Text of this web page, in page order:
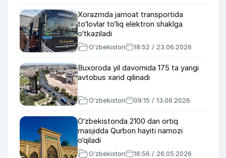
Xorazmda jamoat transportida
to‘lovlar to‘liq elektron shaklga
o‘tkaziladi
O‘zbekiston 18:52 / 23.06.2026
Buxoroda yil davomida 175 ta yangi
avtobus xarid qilinadi
O‘zbekiston 09:15 / 13.06.2026
O‘zbekistonda 2100 dan ortiq
masjidda Qurbon hayiti namozi
o‘qiladi
O‘zbekiston 16:56 / 26.05.2026